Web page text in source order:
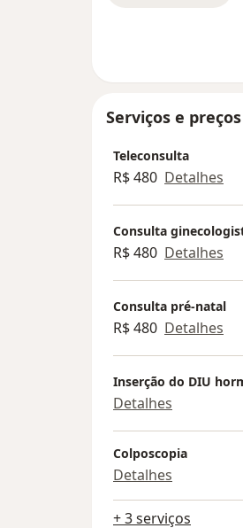
Serviços e preços
Teleconsulta
R$ 480 Detalhes
Consulta
R$ 480 Detalhes
Consulta pré-natal
R$ 480 Detalhes
Inserção do DIU
Detalhes
Colposcopia
Detalhes
+ 3 serviços